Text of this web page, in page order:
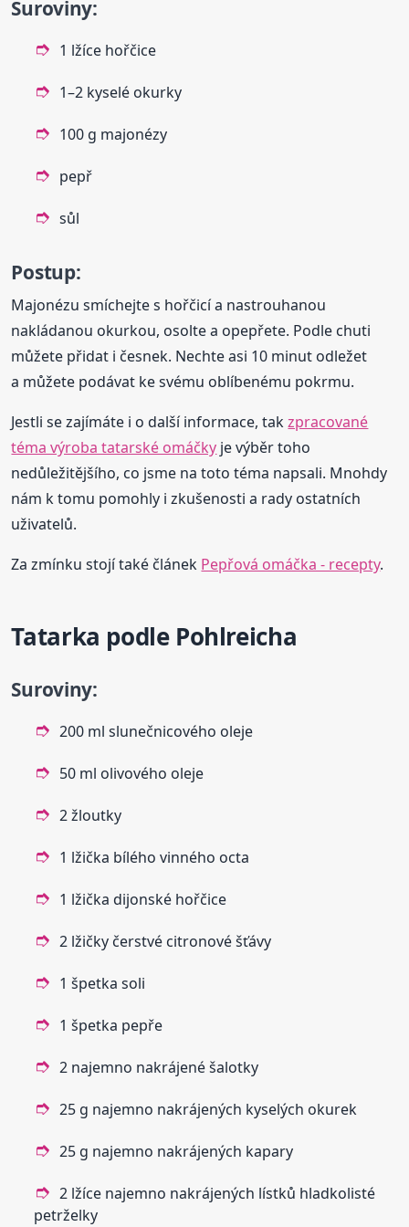
Suroviny:
1 lžíce hořčice
1–2 kyselé okurky
100 g majonézy
pepř
sůl
Postup:
Majonézu smíchejte s hořčicí a nastrouhanou
nakládanou okurkou, osolte a opepřete. Podle chuti
můžete přidat i česnek. Nechte asi 10 minut odležet
a můžete podávat ke svému oblíbenému pokrmu.
Jestli se zajímáte i o další informace, takzpracované
téma výroba tatarské omáčky je výběr toho
nedůležitějšího, co jsme na toto téma napsali. Mnohdy
nám k tomu pomohly i zkušenosti a rady ostatních
uživatelů.
Za zmínku stojí také článek Pepřová omáčka - recepty.
Tatarka podle Pohlreicha
Suroviny:
200 ml slunečnicového oleje
50 ml olivového oleje
2 žloutky
1 lžička bílého vinného octa
1 lžička dijonské hořčice
2 lžičky čerstvé citronové šťávy
1 špetka soli
1 špetka pepře
2 najemno nakrájené šalotky
25 g najemno nakrájených kyselých okurek
25 g najemno nakrájených kapary
2 lžíce najemno nakrájených lístků hladkolisté
petrželky